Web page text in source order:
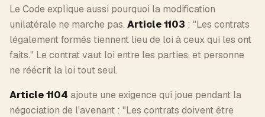
Le Code explique aussi pourquoi la modification
unilatérale ne marche pas. Article 1103 : "Les contrats
légalement formés tiennent lieu de loi à ceux qui les ont
faits." Le contrat vaut loi entre les parties, et personne
ne réécrit la loi tout seul.
Article 1104 ajoute une exigence qui joue pendant la
négociation de l'avenant : "Les contrats doivent être